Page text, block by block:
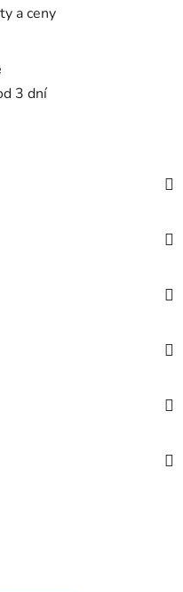
a ceny
3 dní